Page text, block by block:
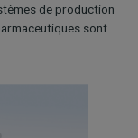
de production
sont